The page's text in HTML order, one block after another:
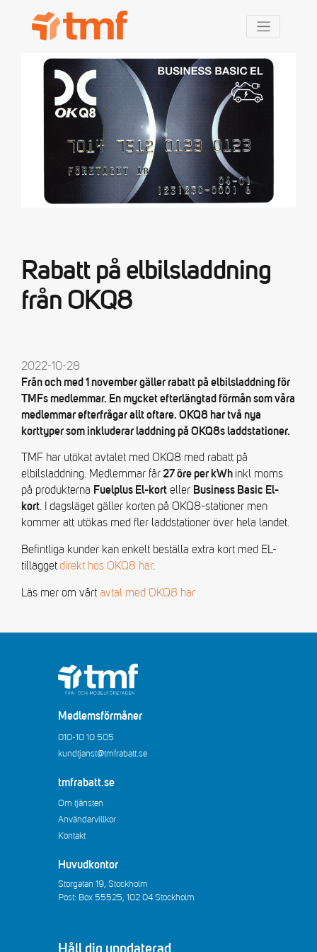
Rabatt på elbilsladdning
från OKQ8
2022-10-28
Från och med 1 november gäller rabatt på elbilsladdning för
TMFs medlemmar. En mycket efterlängtad förmån som våra
medlemmar efterfrågar allt oftare. OKQ8 har två nya
korttyper som inkluderar laddning på OKQ8s laddstationer.
TMF har utökat avtalet med OKQ8 med rabatt på
elbilsladdning. Medlemmar får 27 öre per kWh inkl moms
på produkterna Fuelplus El-kort eller Business Basic El-
kort. I dagsläget gäller korten på OKQ8-stationer men
kommer att utökas med fler laddstationer över hela landet.
Befintliga kunder kan enkelt beställa extra kort med EL-
tilläggetdirekt hos OKQ8 här.
Läs mer om vårt avtal med OKQ8 här
Medlemsförmåner
010-10 10 505
kundtjanst@tmfrabatt.se
tmfrabatt.se
Om tjänsten
Användarvillkor
Kontakt
Huvudkontor
Storgatan 19, Stockholm
Post: Box 55525, 102 04 Stockholm
Håll dig uppdaterad